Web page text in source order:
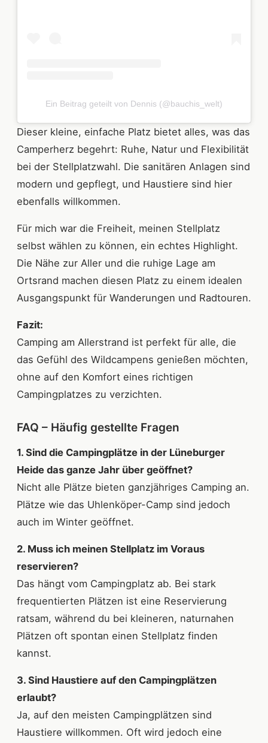
Ein Beitrag geteilt von Dennis (@bauchis_welt)
Dieser kleine, einfache Platz bietet alles, was das
Camperherz begehrt: Ruhe, Natur und Flexibilität
bei der Stellplatzwahl. Die sanitären Anlagen sind
modern und gepflegt, und Haustiere sind hier
ebenfalls willkommen.
Für mich war die Freiheit, meinen Stellplatz
selbst wählen zu können, ein echtes Highlight.
Die Nähe zur Aller und die ruhige Lage am
Ortsrand machen diesen Platz zu einem idealen
Ausgangspunkt für Wanderungen und Radtouren.
Fazit:
Camping am Allerstrand ist perfekt für alle, die
das Gefühl des Wildcampens genießen möchten,
ohne auf den Komfort eines richtigen
Campingplatzes zu verzichten.
FAQ – Häufig gestellte Fragen
1. Sind die Campingplätze in der Lüneburger
Heide das ganze Jahr über geöffnet?
Nicht alle Plätze bieten ganzjähriges Camping an.
Plätze wie das Uhlenköper-Camp sind jedoch
auch im Winter geöffnet.
2. Muss ich meinen Stellplatz im Voraus
reservieren?
Das hängt vom Campingplatz ab. Bei stark
frequentierten Plätzen ist eine Reservierung
ratsam, während du bei kleineren, naturnahen
Plätzen oft spontan einen Stellplatz finden
kannst.
3. Sind Haustiere auf den Campingplätzen
erlaubt?
Ja, auf den meisten Campingplätzen sind
Haustiere willkommen. Oft wird jedoch eine